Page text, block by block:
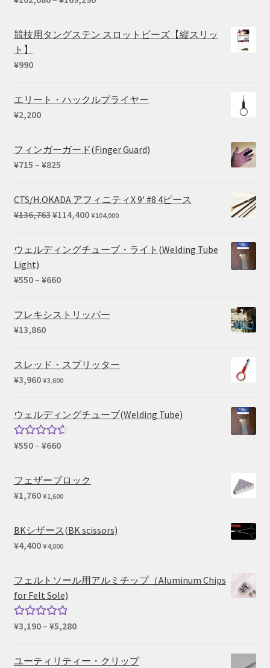
帯:
競技用タングステン スロットビーズ【縦スリッ
ト】
¥990
エリート・ハックルプライヤー
¥2,200
フィンガーガード(Finger Guard)
¥715 – ¥825価
帯:
¥715
CTS/H.OKADA アフィニティX 9' #8 4ピース
¥136,763元
価
は
し
¥114,400現
の
で
¥104,000
ウェルディングチューブ・ライト(Welding Tube
Light)
¥550– ¥660価
帯:
フレキシストリッパー
¥13,860
スレッド・スプリッター
¥3,960 ¥3,600
ウェルディングチューブ(Welding Tube)
5段階中
¥550– ¥660価
帯:
フェザーブロック
¥1,760 ¥1,600
BKシザース(BK scissors)
¥4,400 ¥4,000
フェルトソール用アルミチップ（Aluminum Chips
for Felt Sole)
5段階中
¥3,190– ¥5,280価
帯:
ユーティリティー・クリップ